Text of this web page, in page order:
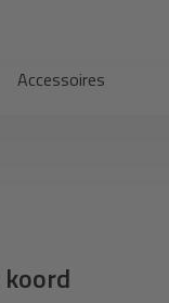
Accessoires